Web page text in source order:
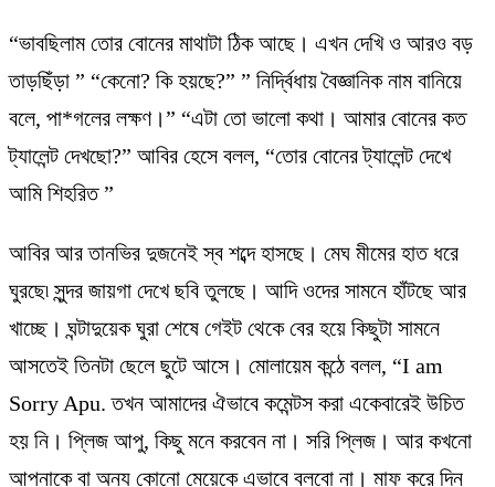
“ভাবছিলাম তোর বোনের মাথাটা ঠিক আছে। এখন দেখি ও আরও বড়
তাড়ছিঁড়া ” “কেনো? কি হয়ছে?” ” নির্দ্বিধায় বৈজ্ঞানিক নাম বানিয়ে
বলে, পা*গলের লক্ষণ।” “এটা তো ভালো কথা। আমার বোনের কত
ট্যালেন্ট দেখছো?” আবির হেসে বলল, “তোর বোনের ট্যালেন্ট দেখে
আমি শিহরিত ”
আবির আর তানভির দুজনেই স্ব শব্দে হাসছে। মেঘ মীমের হাত ধরে
ঘুরছে৷ সুন্দর জায়গা দেখে ছবি তুলছে। আদি ওদের সামনে হাঁটছে আর
খাচ্ছে। ঘন্টাদুয়েক ঘুরা শেষে গেইট থেকে বের হয়ে কিছুটা সামনে
আসতেই তিনটা ছেলে ছুটে আসে। মোলায়েম কন্ঠে বলল, “I am
Sorry Apu. তখন আমাদের ঐভাবে কমেন্টস করা একেবারেই উচিত
হয় নি। প্লিজ আপু, কিছু মনে করবেন না। সরি প্লিজ। আর কখনো
আপনাকে বা অন্য কোনো মেয়েকে এভাবে বলবো না। মাফ করে দিন